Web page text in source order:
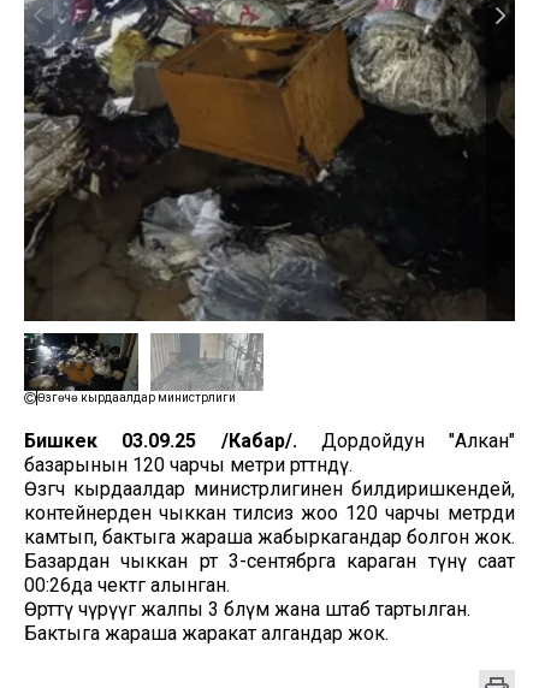
Өзгөчө кырдаалдар министрлиги
Бишкек 03.09.25 /Кабар/. Дордойдун "Алкан"
базарынын 120 чарчы метри өрттөндү.
Өзгөчө кырдаалдар министрлигинен билдиришкендей,
контейнерден чыккан тилсиз жоо 120 чарчы метрди
камтып, бактыга жараша жабыркагандар болгон жок.
Базардан чыккан өрт 3-сентябрга караган түнү саат
00:26да чектөөгө алынган.
Өрттү өчүрүүгө жалпы 3 бөлүм жана штаб тартылган.
Бактыга жараша жаракат алгандар жок.